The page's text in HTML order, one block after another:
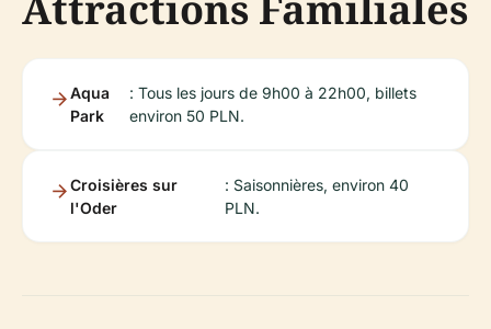
Aqua
Park
: Tous les jours de 9h00 à 22h00, billets
environ 50 PLN.
Croisières sur
l'Oder
: Saisonnières, environ 40
PLN.